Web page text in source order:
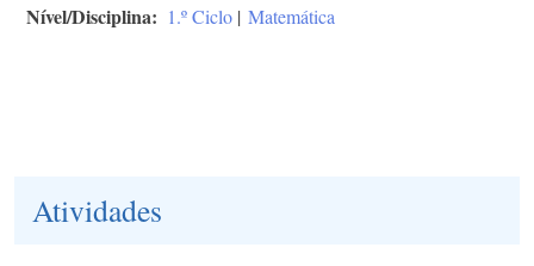
Nível/Disciplina 1.º Ciclo | Matemática
Atividades